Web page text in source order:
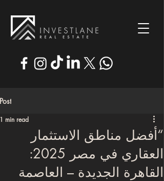
Post
“أفضل مناطق الاستثمار
العقاري في مصر 2025:
القاهرة الجديدة – العاصمة
1 min read